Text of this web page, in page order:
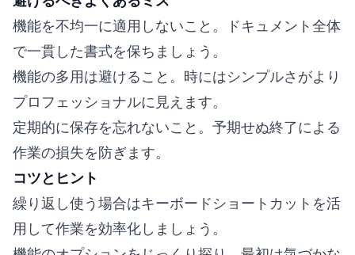
機能を不均一に適用しないこと。ドキュメント全体
で一貫した書式を保ちましょう。
機能の多用は避けること。時にはシンプルさがより
プロフェッショナルに見えます。
定期的に保存を忘れないこと。予期せぬ終了による
作業の損失を防ぎます。
コツとヒント
繰り返し使う場合はキーボードショートカットを活
用して作業を効率化しましょう。